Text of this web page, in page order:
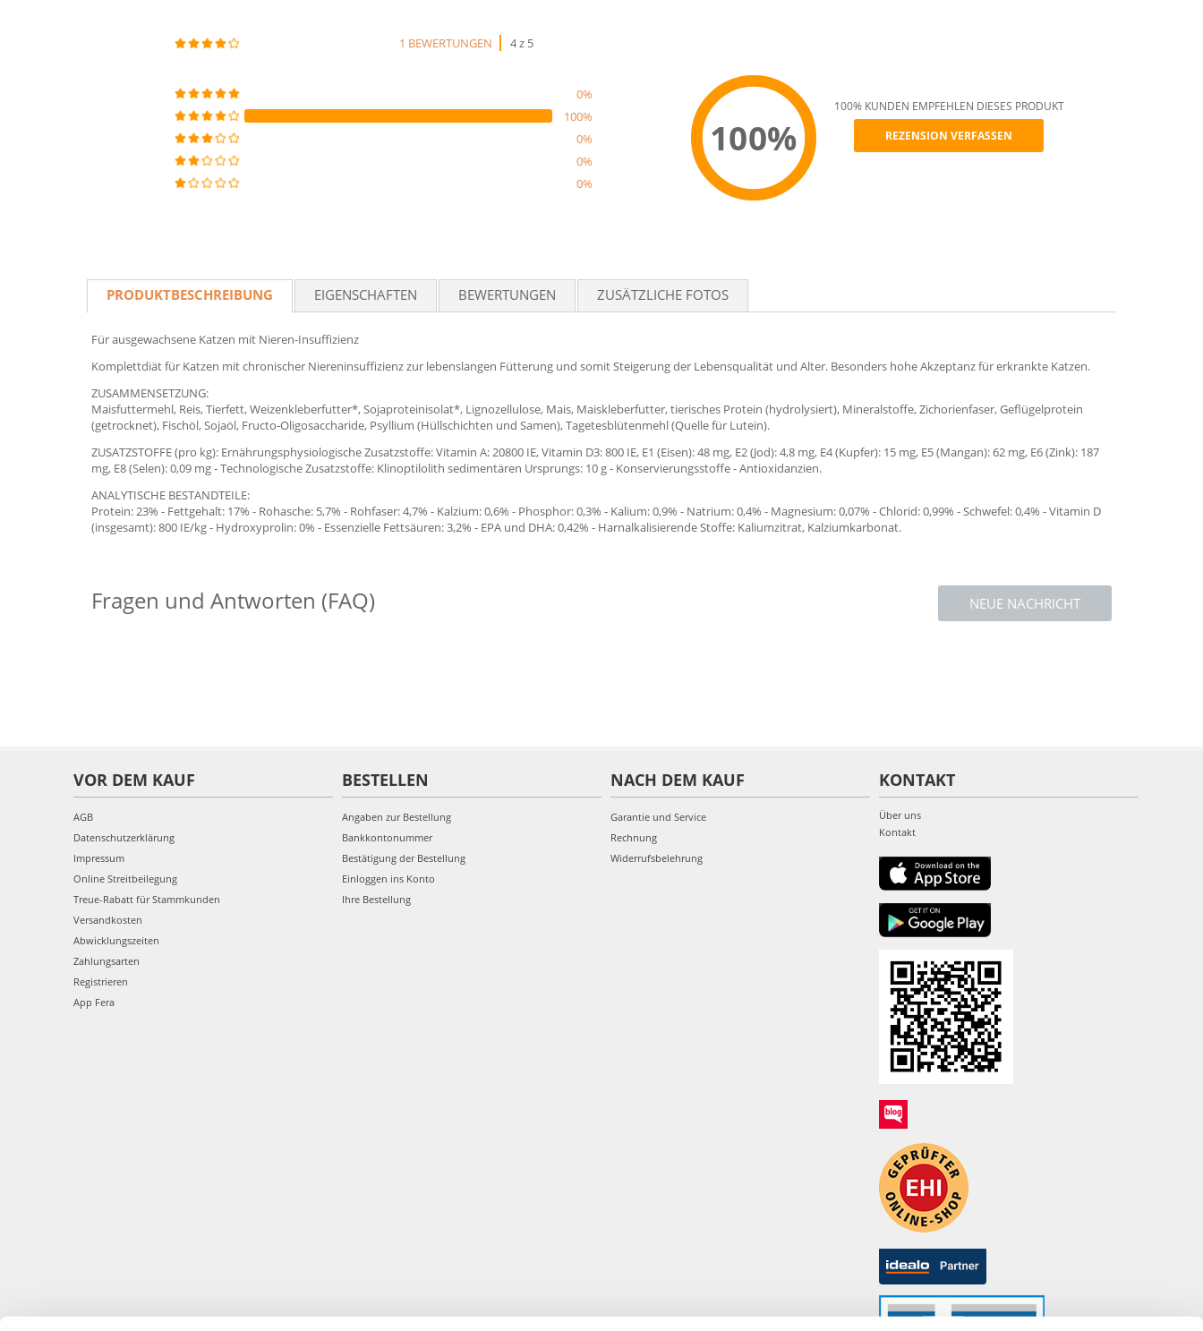
1 BEWERTUNGEN 4 z 5
0%
100%
0%
0%
0%
100%
Recommend
100% KUNDEN EMPFEHLEN DIESES PRODUKT
REZENSION VERFASSEN
PRODUKTBESCHREIBUNG EIGENSCHAFTEN BEWERTUNGEN ZUSÄTZLICHE FOTOS
Für ausgewachsene Katzen mit Nieren-Insuffizienz
Komplettdiät für Katzen mit chronischer Niereninsuffizienz zur lebenslangen Fütterung und somit Steigerung der Lebensqualität und Alter. Besonders hohe Akzeptanz für erkrankte Katzen.
ZUSAMMENSETZUNG:
Maisfuttermehl, Reis, Tierfett, Weizenkleberfutter*, Sojaproteinisolat*, Lignozellulose, Mais, Maiskleberfutter, tierisches Protein (hydrolysiert), Mineralstoffe, Zichorienfaser, Geflügelprotein
(getrocknet), Fischöl, Sojaöl, Fructo-Oligosaccharide, Psyllium (Hüllschichten und Samen), Tagetesblütenmehl (Quelle für Lutein).
ZUSATZSTOFFE (pro kg): Ernährungsphysiologische Zusatzstoffe: Vitamin A: 20800 IE, Vitamin D3: 800 IE, E1 (Eisen): 48 mg, E2 (Jod): 4,8 mg, E4 (Kupfer): 15 mg, E5 (Mangan): 62 mg, E6 (Zink): 187
mg, E8 (Selen): 0,09 mg - Technologische Zusatzstoffe: Klinoptilolith sedimentären Ursprungs: 10 g - Konservierungsstoffe - Antioxidanzien.
ANALYTISCHE BESTANDTEILE:
Protein: 23% - Fettgehalt: 17% - Rohasche: 5,7% - Rohfaser: 4,7% - Kalzium: 0,6% - Phosphor: 0,3% - Kalium: 0,9% - Natrium: 0,4% - Magnesium: 0,07% - Chlorid: 0,99% - Schwefel: 0,4% - Vitamin D
(insgesamt): 800 IE/kg - Hydroxyprolin: 0% - Essenzielle Fettsäuren: 3,2% - EPA und DHA: 0,42% - Harnalkalisierende Stoffe: Kaliumzitrat, Kalziumkarbonat.
NEUE NACHRICHT
Fragen und Antworten (FAQ)
VOR DEM KAUF
AGB
Datenschutzerklärung
Impressum
Online Streitbeilegung
Treue-Rabatt für Stammkunden
Versandkosten
Abwicklungszeiten
Zahlungsarten
Registrieren
App Fera
BESTELLEN
Angaben zur Bestellung
Bankkontonummer
Bestätigung der Bestellung
Einloggen ins Konto
Ihre Bestellung
NACH DEM KAUF
Garantie und Service
Rechnung
Widerrufsbelehrung
KONTAKT
Über uns
Kontakt